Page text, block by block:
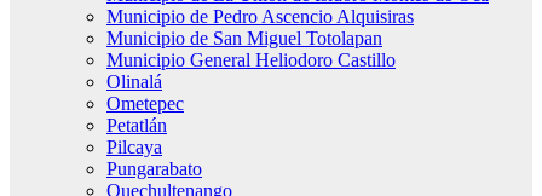
Municipio de Pedro Ascencio Alquisiras
Municipio de San Miguel Totolapan
Municipio General Heliodoro Castillo
Olinalá
Ometepec
Petatlán
Pilcaya
Pungarabato
Quechultenango